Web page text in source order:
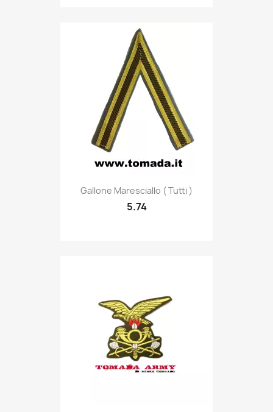
Quick view
Gallone Maresciallo ( Tutti )
5.74